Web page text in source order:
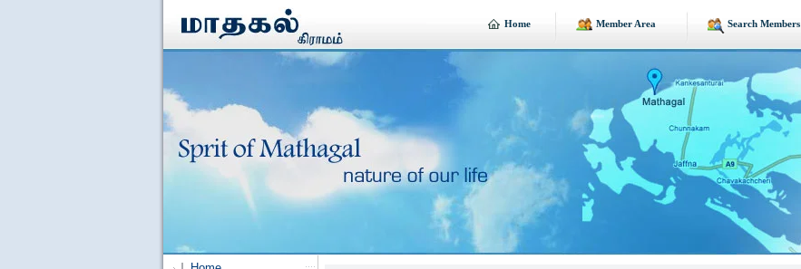
Home Member Area Search Members